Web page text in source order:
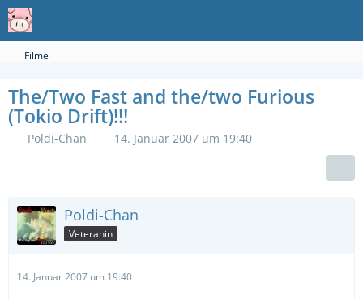
Filme
The/Two Fast and the/two Furious
(Tokio Drift)!!!
Poldi-Chan 14. Januar 2007 um 19:40
Poldi-Chan
Veteranin
14. Januar 2007 um 19:40